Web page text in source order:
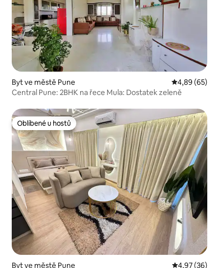
Byt ve městě Pune Průměrné
4,89 (65)
Central Pune: 2BHK na řece Mula: Dostatek zeleně
Oblíbené u hostů
Oblíbené u hostů
Byt ve městě Pune Průměrné
4,97 (36)